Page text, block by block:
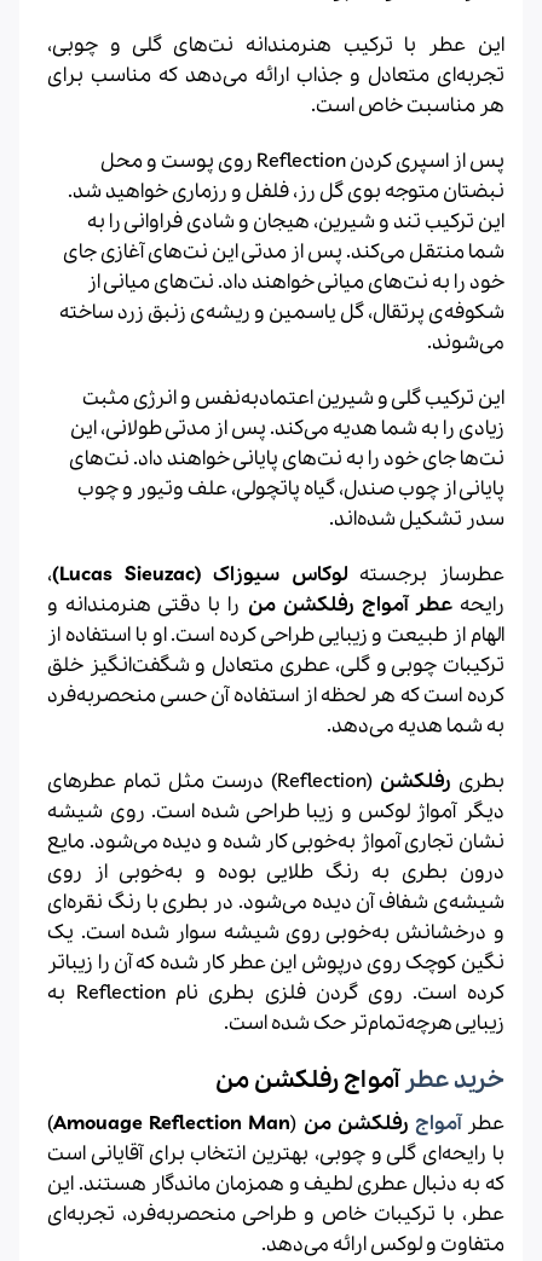
این عطر با ترکیب هنرمندانه نت‌های گلی و چوبی،
تجربه‌ای متعادل و جذاب ارائه می‌دهد که مناسب برای
هر مناسبت خاص است.
پس از اسپری کردن Reflection روی پوست و محل
نبضتان متوجه بوی گل رز، فلفل و رزماری خواهید شد.
این ترکیب تند و شیرین، هیجان و شادی فراوانی را به
شما منتقل می‌کند. پس از مدتی این نت‌های آغازی جای
خود را به نت‌های میانی خواهند داد. نت‌های میانی از
شکوفه‌ی پرتقال، گل یاسمین و ریشه‌ی زنبق زرد ساخته
می‌شوند.
این ترکیب گلی و شیرین اعتمادبه‌نفس و انرژی مثبت
زیادی را به شما هدیه می‌کند. پس از مدتی طولانی، این
نت‌ها‌ جای خود را به نت‌های پایانی خواهند داد. نت‌های
پایانی از چوب صندل، گیاه پاتچولی، علف وتیور و چوب
سدر تشکیل ‌شده‌اند.
عطرساز برجسته لوکاس سیوزاک (Lucas Sieuzac)
،
رایحهعطر آمواج رفلکشن من را با دقتی هنرمندانه و
الهام از طبیعت و زیبایی طراحی کرده است. او با استفاده از
ترکیبات چوبی و گلی، عطری متعادل و شگفت‌انگیز خلق
کرده است که هر لحظه از استفاده آن حسی منحصربه‌فرد
به شما هدیه می‌دهد.
بطری رفلکشن
(Reflection) درست مثل تمام عطرهای
دیگر آمواژ لوکس و زیبا طراحی شده است. روی شیشه
نشان تجاری آمواژ به‌خوبی کار شده و دیده می‌شود. مایع
درون بطری به رنگ طلایی بوده و به‌خوبی از روی
شیشه‌ی شفاف آن دیده می‌شود. در بطری با رنگ نقره‌ای
و درخشانش به‌خوبی روی شیشه سوار شده است. یک
نگین کوچک روی درپوش این عطر کار شده که آن را زیباتر
کرده است. روی گردن فلزی بطری نام Reflection به
زیبایی هرچه‌تمام‌تر حک شده است.
خرید عطرآمواج رفلکشن من
عطرآمواج رفلکشن من (
Amouage Reflection Man
)
با رایحه‌ای گلی و چوبی، بهترین انتخاب برای آقایانی است
که به دنبال عطری لطیف و همزمان ماندگار هستند. این
عطر، با ترکیبات خاص و طراحی منحصربه‌فرد، تجربه‌ای
متفاوت و لوکس ارائه می‌دهد.